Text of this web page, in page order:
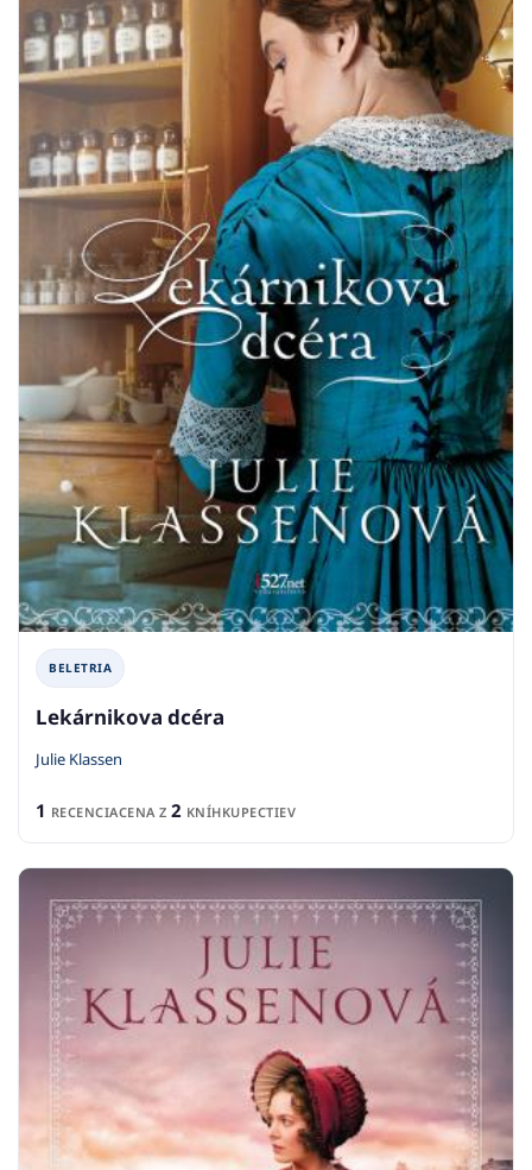
BELETRIA
Lekárnikova dcéra
Julie Klassen
1 RECENCIACENA Z 2 KNÍHKUPECTIEV